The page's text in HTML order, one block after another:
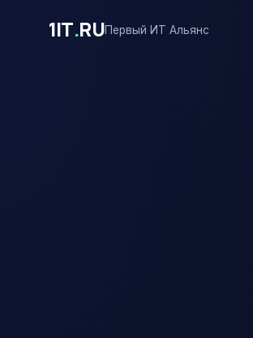
1IT.RUПервый ИТ Альянс